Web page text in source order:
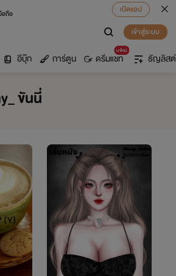
อถือ
เปิดแอป
เข้าสู่ระบบ
อีบุ๊ก การ์ตูน
มาใหม่
ดรีมแชท ธัญลิสต์
ขันนี่